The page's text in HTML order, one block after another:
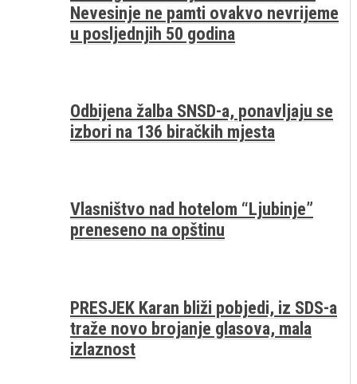
Nevesinje ne pamti ovakvo nevrijeme
u posljednjih 50 godina
Odbijena žalba SNSD-a, ponavljaju se
izbori na 136 biračkih mjesta
Vlasništvo nad hotelom “Ljubinje”
preneseno na opštinu
PRESJEK Karan bliži pobjedi, iz SDS-a
traže novo brojanje glasova, mala
izlaznost